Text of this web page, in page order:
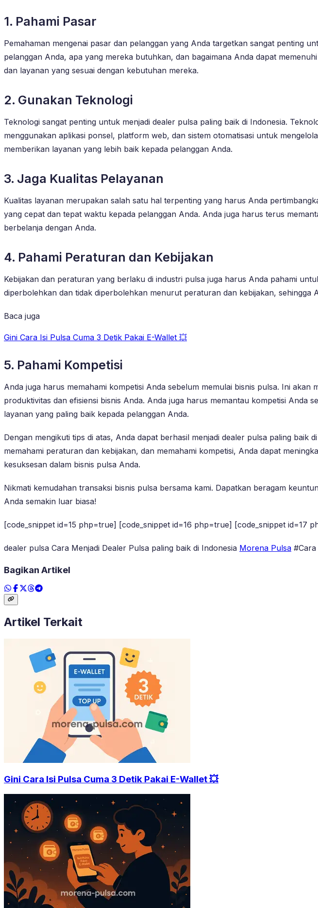
1. Pahami Pasar
Pemahaman mengenai pasar dan pelanggan yang Anda targetkan sangat penting
pelanggan Anda, apa yang mereka butuhkan, dan bagaimana Anda dapat
dan layanan yang sesuai dengan kebutuhan mereka.
2. Gunakan Teknologi
Teknologi sangat penting untuk menjadi dealer pulsa paling baik di Indonesia.
menggunakan aplikasi ponsel, platform web, dan sistem otomatisasi untuk
memberikan layanan yang lebih baik kepada pelanggan Anda.
3. Jaga Kualitas Pelayanan
Kualitas layanan merupakan salah satu hal terpenting yang harus Anda
yang cepat dan tepat waktu kepada pelanggan Anda. Anda juga harus terus
berbelanja dengan Anda.
4. Pahami Peraturan dan Kebijakan
Kebijakan dan peraturan yang berlaku di industri pulsa juga harus Anda pahami
diperbolehkan dan tidak diperbolehkan menurut peraturan dan kebijakan, sehingga
Baca juga
Gini Cara Isi Pulsa Cuma 3 Detik Pakai E-Wallet 💥
5. Pahami Kompetisi
Anda juga harus memahami kompetisi Anda sebelum memulai bisnis pulsa. Ini
produktivitas dan efisiensi bisnis Anda. Anda juga harus memantau kompetisi
layanan yang paling baik kepada pelanggan Anda.
Dengan mengikuti tips di atas, Anda dapat berhasil menjadi dealer pulsa paling baik
memahami peraturan dan kebijakan, dan memahami kompetisi, Anda dapat
kesuksesan dalam bisnis pulsa Anda.
Nikmati kemudahan transaksi bisnis pulsa bersama kami. Dapatkan beragam
Anda semakin luar biasa!
[code_snippet id=15 php=true] [code_snippet id=16 php=true] [code_snippet id=17
dealer pulsa Cara Menjadi Dealer Pulsa paling baik di Indonesia Morena Pulsa
Bagikan Artikel
Artikel Terkait
Gini Cara Isi Pulsa Cuma 3 Detik Pakai E-Wallet 💥